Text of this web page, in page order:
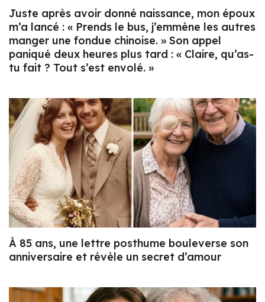
Juste après avoir donné naissance, mon époux
m’a lancé : « Prends le bus, j’emmène les autres
manger une fondue chinoise. » Son appel
paniqué deux heures plus tard : « Claire, qu’as-
tu fait ? Tout s’est envolé. »
À 85 ans, une lettre posthume bouleverse son
anniversaire et révèle un secret d’amour